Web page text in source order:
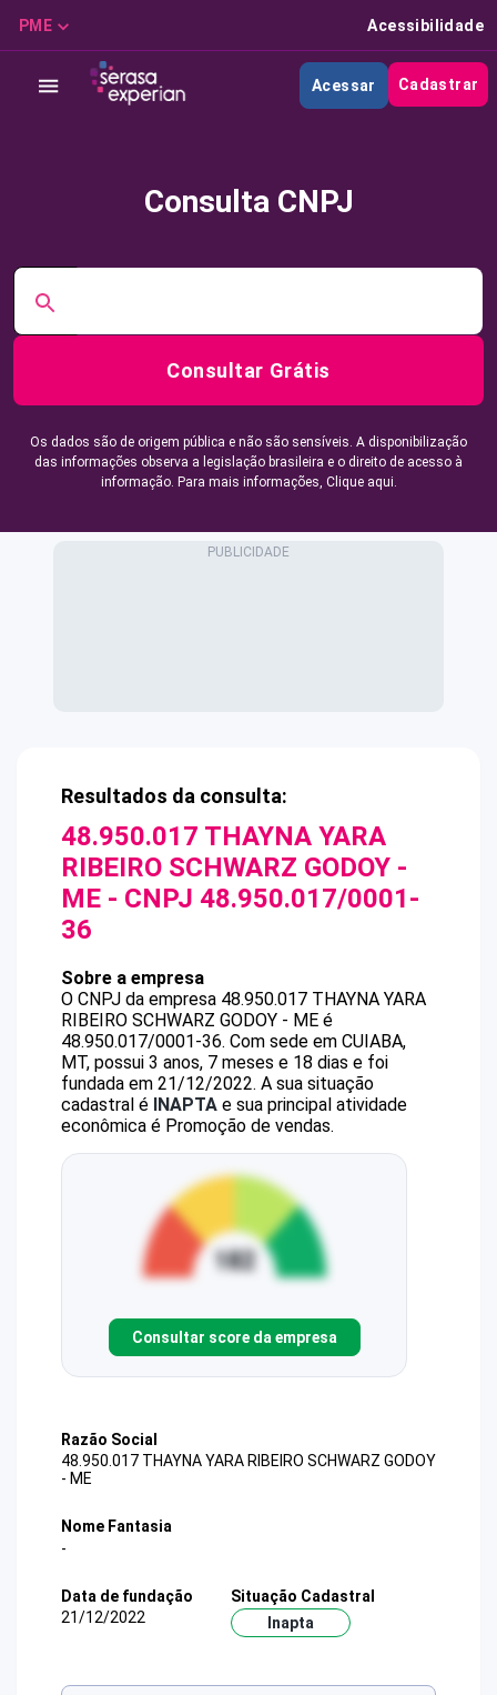
PME Acessibilidade
Acessar Cadastrar
Consulta CNPJ
Consultar Grátis
Os dados são de origem pública e não são sensíveis. A disponibilização
das informações observa a legislação brasileira e o direito de acesso à
informação. Para mais informações, Clique aqui.
Resultados da consulta:
48.950.017 THAYNA YARA
RIBEIRO SCHWARZ GODOY -
ME - CNPJ 48.950.017/0001-
36
Sobre a empresa
O CNPJ da empresa 48.950.017 THAYNA YARA
RIBEIRO SCHWARZ GODOY - ME é
48.950.017/0001-36. Com sede em CUIABA,
MT, possui 3 anos, 7 meses e 18 dias e foi
fundada em 21/12/2022. A sua situação
cadastral é INAPTA e sua principal atividade
econômica é Promoção de vendas.
Consultar score da empresa
Razão Social
48.950.017 THAYNA YARA RIBEIRO SCHWARZ GODOY
- ME
Nome Fantasia
-
Data de fundação
21/12/2022
Situação Cadastral
Inapta